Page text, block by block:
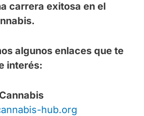
carrera exitosa en el
algunos enlaces que te
interés:
hub.org